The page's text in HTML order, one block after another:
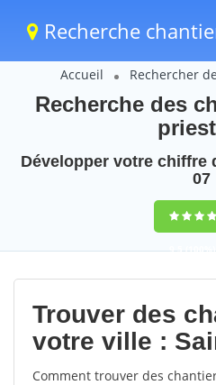
Recherche
Accueil Rechercher
Recherche des
Développer votre chiffre
07
9,5
votes
Trouver des
votre ville :
Comment trouver des